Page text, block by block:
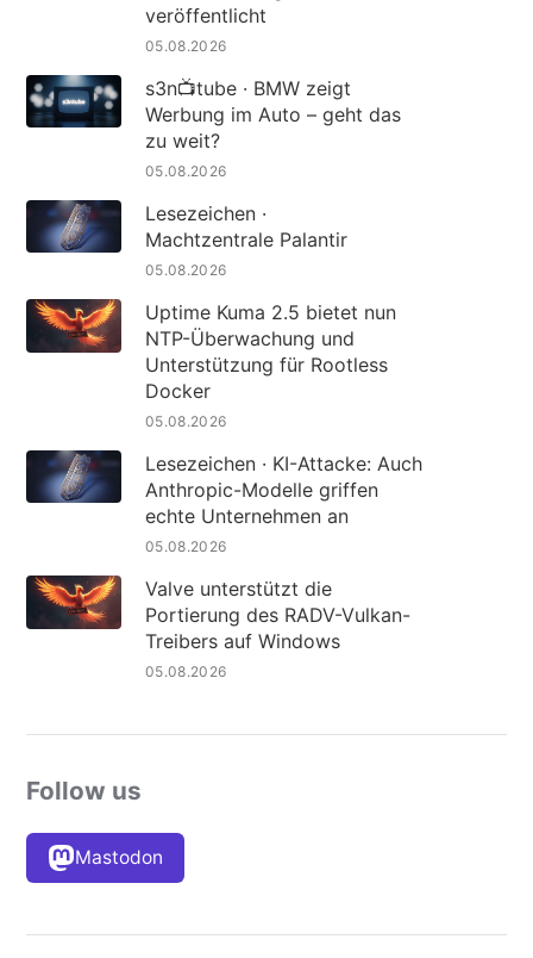
veröffentlicht
05.08.2026
s3n📺tube · BMW zeigt
Werbung im Auto – geht das
zu weit?
05.08.2026
Lesezeichen ·
Machtzentrale Palantir
05.08.2026
Uptime Kuma 2.5 bietet nun
NTP-Überwachung und
Unterstützung für Rootless
Docker
05.08.2026
Lesezeichen · KI-Attacke: Auch
Anthropic-Modelle griffen
echte Unternehmen an
05.08.2026
Valve unterstützt die
Portierung des RADV-Vulkan-
Treibers auf Windows
05.08.2026
Follow us
Mastodon